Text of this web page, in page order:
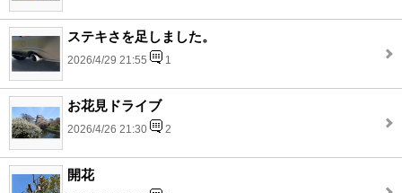
ステキさを足しました。
2026/4/29 21:55 1
お花見ドライブ
2026/4/26 21:30 2
開花